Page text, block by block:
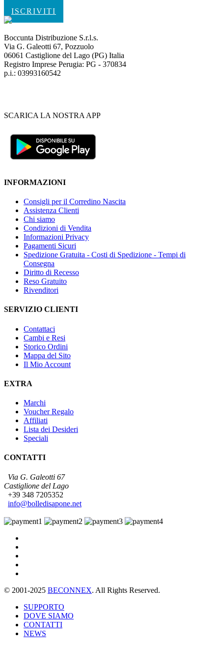
ISCRIVITI
Boccunta Distribuzione S.r.l.s.
Via G. Galeotti 67, Pozzuolo
06061 Castiglione del Lago (PG) Italia
Registro Imprese Perugia: PG - 370834
p.i.: 03993160542
SCARICA LA NOSTRA APP
INFORMAZIONI
Consigli per il Corredino Nascita
Assistenza Clienti
Chi siamo
Condizioni di Vendita
Informazioni Privacy
Pagamenti Sicuri
Spedizione Gratuita - Costi di Spedizione - Tempi di
Consegna
Diritto di Recesso
Reso Gratuito
Rivenditori
SERVIZIO CLIENTI
Contattaci
Cambi e Resi
Storico Ordini
Mappa del Sito
Il Mio Account
EXTRA
Marchi
Voucher Regalo
Affiliati
Lista dei Desideri
Speciali
CONTATTI
Via G. Galeotti 67
Castiglione del Lago
+39 348 7205352
info@bolledisapone.net
© 2001-2025 BECONNEX. All Rights Reserved.
SUPPORTO
DOVE SIAMO
CONTATTI
NEWS